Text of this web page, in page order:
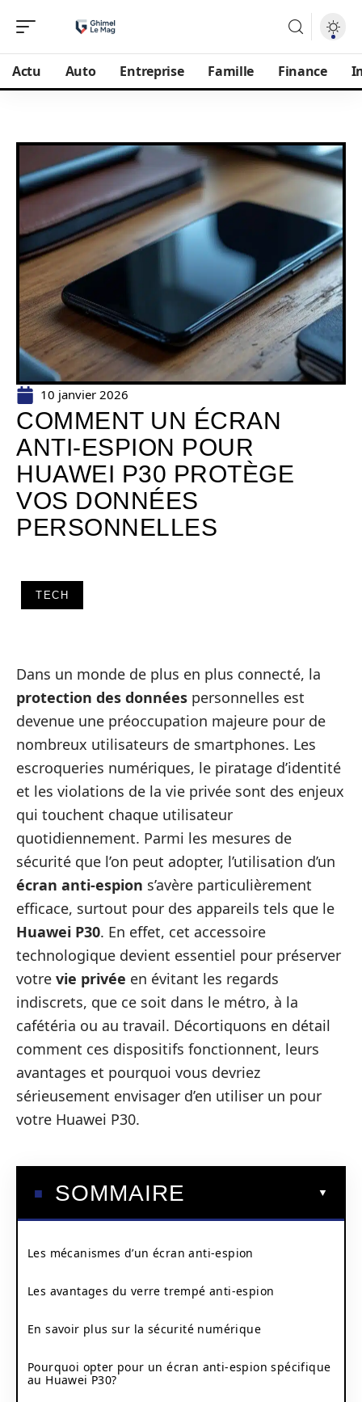
Actu Auto Entreprise Famille Finance
10 janvier 2026
COMMENT UN ÉCRAN
ANTI-ESPION POUR
HUAWEI P30 PROTÈGE
VOS DONNÉES
PERSONNELLES
TECH
Dans un monde de plus en plus connecté, la
protection des données personnelles est
devenue une préoccupation majeure pour de
nombreux utilisateurs de smartphones. Les
escroqueries numériques, le piratage d’identité
et les violations de la vie privée sont des enjeux
qui touchent chaque utilisateur
quotidiennement. Parmi les mesures de
sécurité que l’on peut adopter, l’utilisation d’un
écran anti-espion s’avère particulièrement
efficace, surtout pour des appareils tels que le
Huawei P30. En effet, cet accessoire
technologique devient essentiel pour préserver
votre vie privée en évitant les regards
indiscrets, que ce soit dans le métro, à la
cafétéria ou au travail. Décortiquons en détail
comment ces dispositifs fonctionnent, leurs
avantages et pourquoi vous devriez
sérieusement envisager d’en utiliser un pour
votre Huawei P30.
SOMMAIRE
Les mécanismes d’un écran anti-espion
Les avantages du verre trempé anti-espion
En savoir plus sur la sécurité numérique
Pourquoi opter pour un écran anti-espion spécifique
au Huawei P30?